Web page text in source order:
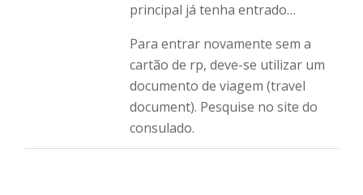
principal já tenha entrado…
Para entrar novamente sem a
cartão de rp, deve-se utilizar um
documento de viagem (travel
document). Pesquise no site do
consulado.